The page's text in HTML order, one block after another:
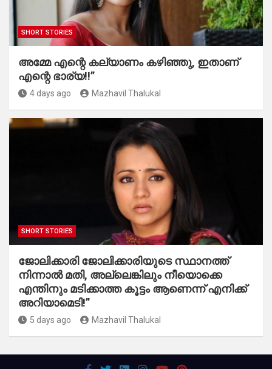
SHORT STORIES
അമ്മേ എന്റെ കല്യാണം കഴിഞ്ഞു, ഇതാണ്
എന്റെ ഭാര്യ!!”
4 days ago Mazhavil Thalukal
SHORT STORIES
ജോലിക്കാരി ജോലിക്കാരിയുടെ സ്ഥാനത്ത്
നിന്നാൽ മതി, അല്ലെങ്കിലും നീയൊക്കെ
എന്തിനും മടിക്കാത്ത കൂട്ടം ആണെന്ന് എനിക്ക്
അറിയാമെടി!”
5 days ago Mazhavil Thalukal